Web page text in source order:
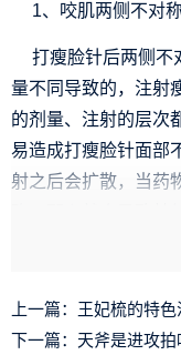
1、咬肌两侧不对
打瘦脸针后两侧不
量不同导致的，注射
的剂量、注射的层次
易造成打瘦脸针面部
射之后会扩散，当药
确，那么就会导致其
下注射，几个月之后
上一篇： 王妃梳的特
下一篇： 天斧是进攻拍